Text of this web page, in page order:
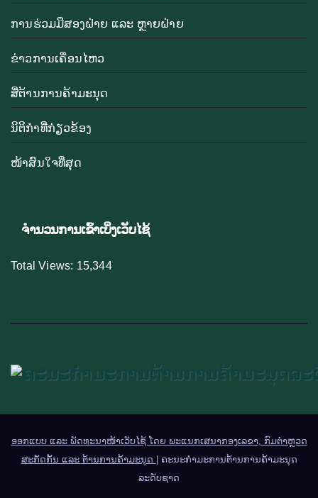
ການຮ່ວມມືສອງຝ່າຍ ແລະ ຫຼາຍຝ່າຍ
ຂ່າວການເຄື່ອນໄຫວ
ສື່ຕ້ານການຄ້າມະນຸດ
ນິຕິກຳທີ່ກ່ຽວຂ້ອງ
ໜ້າສົນໃຈທີ່ສຸດ
ຈຳນວນການເຂົ້າເບິ່ງເວັບໄຊ້
Total Views: 15,344
ອອກແບບ ແລະ ພັດທະນາໜ້າເວັບໄຊ້ ໂດຍ ພະແນກເສນາກອງເລຂາ, ກົມຕຳຫຼວດ
ສະກັດກັ້ນ ແລະ ຕ້ານການຄ້າມະນຸດ
ຄະນະກຳມະການຕ້ານການຄ້າມະນຸດ
ລະດັບຊາດ